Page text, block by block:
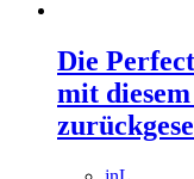
Die
mit